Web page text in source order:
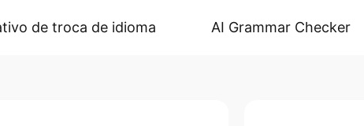
de troca de idioma AI Grammar Checker